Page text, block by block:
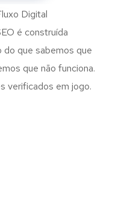
é construída
que sabemos que
que não funciona.
verificados em jogo.